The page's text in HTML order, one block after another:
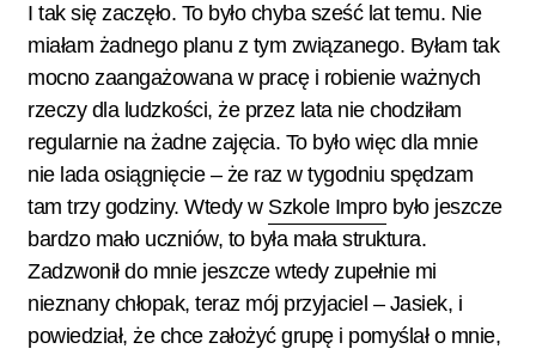
I tak się zaczęło. To było chyba sześć lat temu. Nie
miałam żadnego planu z tym związanego. Byłam tak
mocno zaangażowana w pracę i robienie ważnych
rzeczy dla ludzkości, że przez lata nie chodziłam
regularnie na żadne zajęcia. To było więc dla mnie
nie lada osiągnięcie – że raz w tygodniu spędzam
tam trzy godziny. Wtedy w Szkole Improbyło jeszcze
bardzo mało uczniów, to była mała struktura.
Zadzwonił do mnie jeszcze wtedy zupełnie mi
nieznany chłopak, teraz mój przyjaciel – Jasiek, i
powiedział, że chce założyć grupę i pomyślał o mnie,